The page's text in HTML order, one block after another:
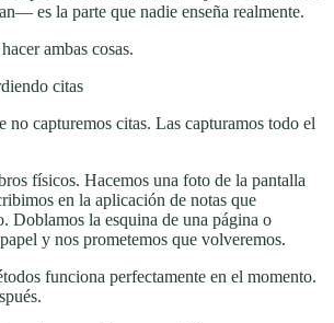
es la parte que nadie enseña realmente.
ambas cosas.
citas
no capturemos citas. Las capturamos todo el
físicos. Hacemos una foto de la pantalla
en la aplicación de notas que
Doblamos la esquina de una página o
y nos prometemos que volveremos.
funciona perfectamente en el momento.